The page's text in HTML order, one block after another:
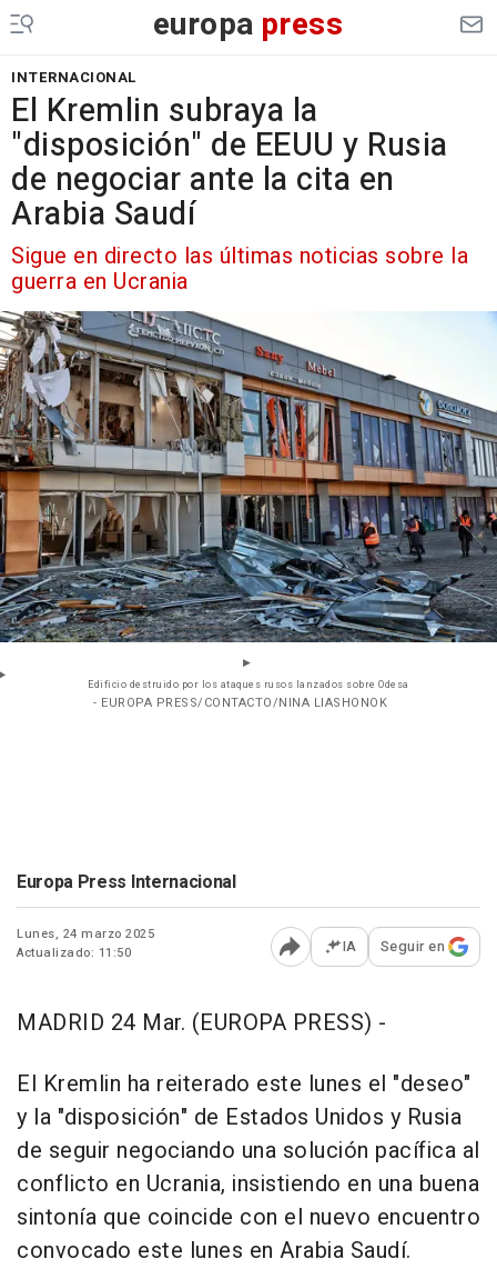
europa press
INTERNACIONAL
El Kremlin subraya la
"disposición" de EEUU y Rusia
de negociar ante la cita en
Arabia Saudí
Sigue en directo las últimas noticias sobre la
guerra en Ucrania
Edificio destruido por los ataques rusos lanzados sobre Odesa
- EUROPA PRESS/CONTACTO/NINA LIASHONOK
Europa Press Internacional
Lunes, 24 marzo 2025
Actualizado: 11:50
Abrir opciones para
IA Seguir en
MADRID 24 Mar. (EUROPA PRESS) -
El Kremlin ha reiterado este lunes el "deseo"
y la "disposición" de Estados Unidos y Rusia
de seguir negociando una solución pacífica al
conflicto en Ucrania, insistiendo en una buena
sintonía que coincide con el nuevo encuentro
convocado este lunes en Arabia Saudí.